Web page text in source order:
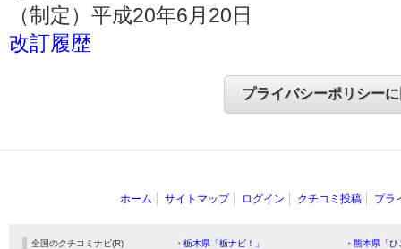
（制定）平成20年6月20日
改訂履歴
ホーム サイトマップ ログイン クチコミ投稿 プラ
全国のクチコミナビ(R) ・栃木県「栃ナビ！」
・熊本県「